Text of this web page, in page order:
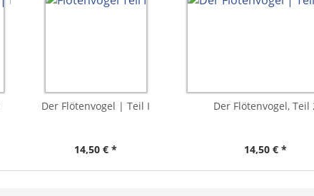
Der Flötenvogel | Teil I
14,50 € *
Der Flötenvogel, Teil
14,50 € *